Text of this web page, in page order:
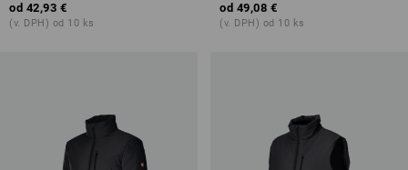
od 42,93 €
(v. DPH) od 10 ks
od 49,08 €
(v. DPH) od 10 ks